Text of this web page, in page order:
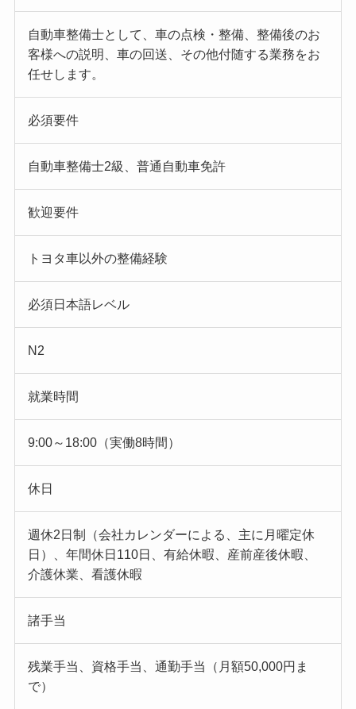
自動車整備士として、車の点検・整備、整備後のお
客様への説明、車の回送、その他付随する業務をお
任せします。
必須要件
自動車整備士2級、普通自動車免許
歓迎要件
トヨタ車以外の整備経験
必須日本語レベル
N2
就業時間
9:00～18:00（実働8時間）
休日
週休2日制（会社カレンダーによる、主に月曜定休
日）、年間休日110日、有給休暇、産前産後休暇、
介護休業、看護休暇
諸手当
残業手当、資格手当、通勤手当（月額50,000円ま
で）